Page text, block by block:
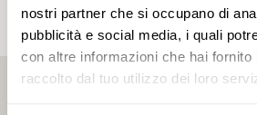
nostri partner che si occupano di
pubblicità e social media, i quali
con altre informazioni che hai fornito
raccolto dal tuo utilizzo dei loro